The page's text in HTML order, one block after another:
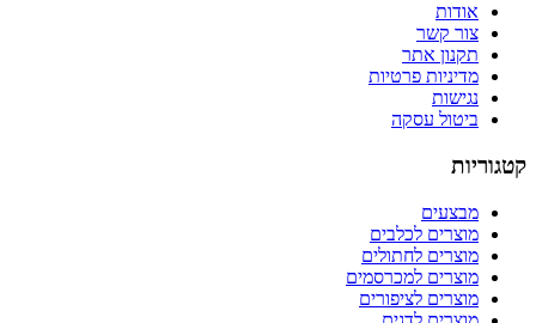
אודות
צור קשר
תקנון אתר
מדיניות פרטיות
נגישות
ביטול עסקה
קטגוריות
מבצעים
מוצרים לכלבים
מוצרים לחתולים
מוצרים למכרסמים
מוצרים לציפורים